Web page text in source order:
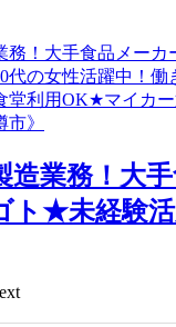
造業務！大
ト★未経験活